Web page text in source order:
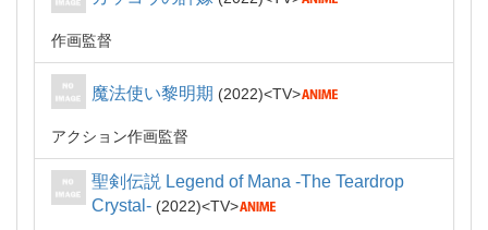
作画監督
魔法使い黎明期 2022 TV
アクション作画監督
聖剣伝説 Legend of Mana -The Teardrop
Crystal-
2022
TV